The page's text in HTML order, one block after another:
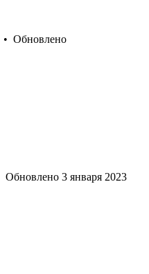
• Обновлено
Обновлено 3 января 2023